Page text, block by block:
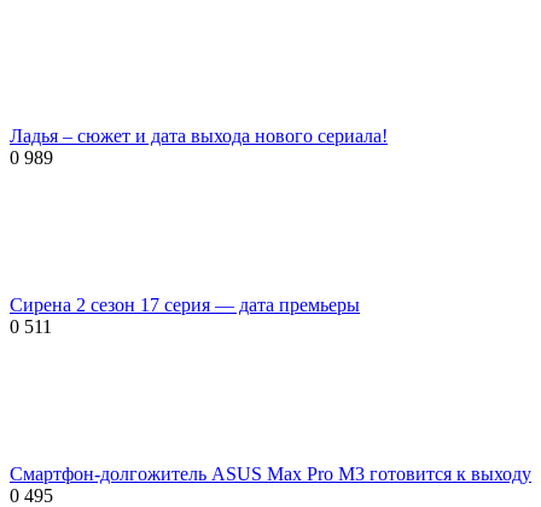
Ладья – сюжет и дата выхода нового сериала!
0 989
Сирена 2 сезон 17 серия — дата премьеры
0 511
Смартфон-долгожитель ASUS Max Pro M3 готовится к выходу
0 495